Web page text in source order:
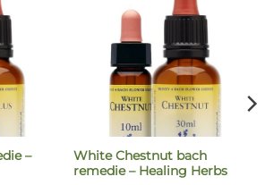
–
White Chestnut bach
remedie – Healing Herbs